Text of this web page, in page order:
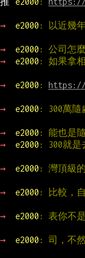
→ e2000 : 以近幾
→ e2000 : 公司怎
→
e2000 : 如果拿
→ e2000 : https://
→ e2000 : 300萬隨
→ e2000 : 能也是
→
e2000 : 300就是
→ e2000 : 灣頂級
→ e2000 : 比較，
→ e2000 : 表你不
→ e2000 : 司，不